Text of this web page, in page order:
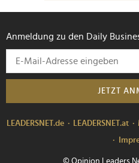
Anmeldung zu den Daily
JETZT
LEADERSNET.de LEADERSNET.at